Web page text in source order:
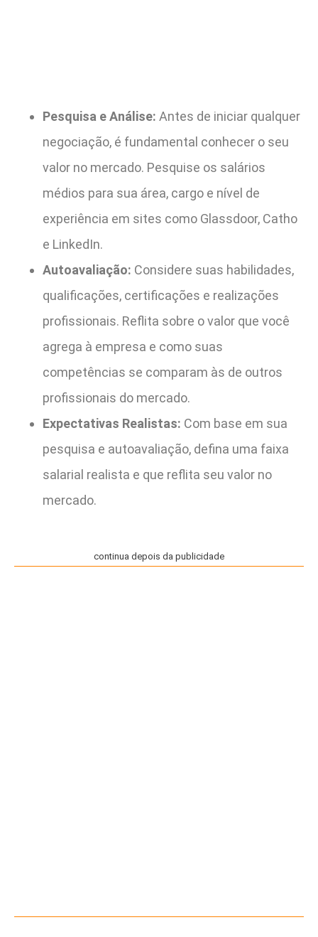
Pesquisa e Análise: Antes de iniciar qualquer
negociação, é fundamental conhecer o seu
valor no mercado. Pesquise os salários
médios para sua área, cargo e nível de
experiência em sites como Glassdoor, Catho
e LinkedIn.
Autoavaliação: Considere suas habilidades,
qualificações, certificações e realizações
profissionais. Reflita sobre o valor que você
agrega à empresa e como suas
competências se comparam às de outros
profissionais do mercado.
Expectativas Realistas: Com base em sua
pesquisa e autoavaliação, defina uma faixa
salarial realista e que reflita seu valor no
mercado.
continua depois da publicidade